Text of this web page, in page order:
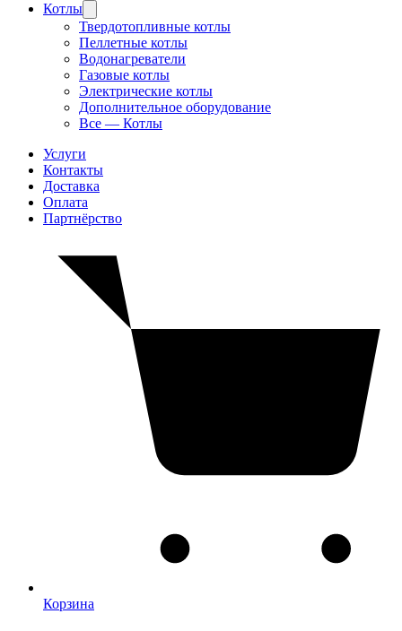
Котлы
Твердотопливные котлы
Пеллетные котлы
Водонагреватели
Газовые котлы
Электрические котлы
Дополнительное оборудование
Все — Котлы
Услуги
Контакты
Доставка
Оплата
Партнёрство
Корзина